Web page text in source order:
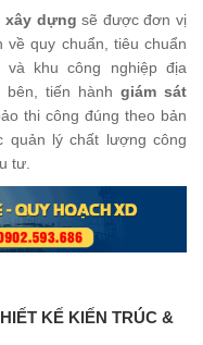
xây dựng sẽ được đơn vị
về quy chuẩn, tiêu chuẩn
khu công nghiệp địa
tiến hành giám sát
thi công đúng theo bản
quản lý chất lượng công
tư.
KẾ KIẾN TRÚC &